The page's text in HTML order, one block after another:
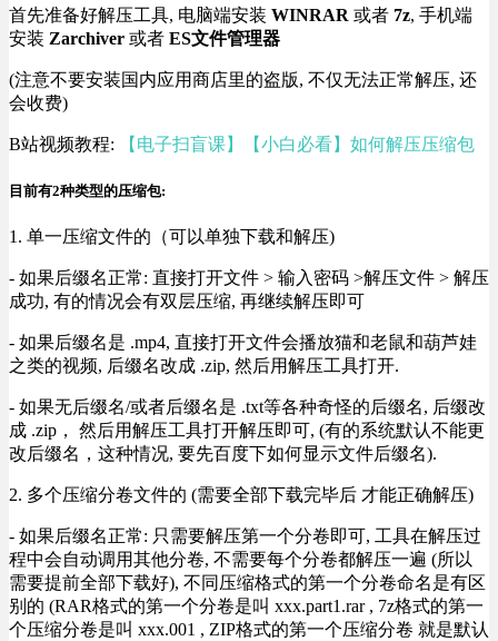
首先准备好解压工具, 电脑端安装 WINRAR 或者 7z, 手机端
安装 Zarchiver 或者 ES文件管理器
(注意不要安装国内应用商店里的盗版, 不仅无法正常解压, 还
会收费)
B站视频教程: 【电子扫盲课】【小白必看】如何解压压缩包
目前有2种类型的压缩包:
1. 单一压缩文件的（可以单独下载和解压)
- 如果后缀名正常: 直接打开文件 > 输入密码 >解压文件 > 解压
成功, 有的情况会有双层压缩, 再继续解压即可
- 如果后缀名是 .mp4, 直接打开文件会播放猫和老鼠和葫芦娃
之类的视频, 后缀名改成 .zip, 然后用解压工具打开.
- 如果无后缀名/或者后缀名是 .txt等各种奇怪的后缀名, 后缀改
成 .zip， 然后用解压工具打开解压即可, (有的系统默认不能更
改后缀名，这种情况, 要先百度下如何显示文件后缀名).
2. 多个压缩分卷文件的 (需要全部下载完毕后 才能正确解压)
- 如果后缀名正常: 只需要解压第一个分卷即可, 工具在解压过
程中会自动调用其他分卷, 不需要每个分卷都解压一遍 (所以
需要提前全部下载好), 不同压缩格式的第一个分卷命名是有区
别的 (RAR格式的第一个分卷是叫 xxx.part1.rar , 7z格式的第一
个压缩分卷是叫 xxx.001 , ZIP格式的第一个压缩分卷 就是默认